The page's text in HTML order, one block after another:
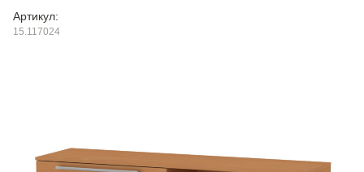
Артикул:
15.117024